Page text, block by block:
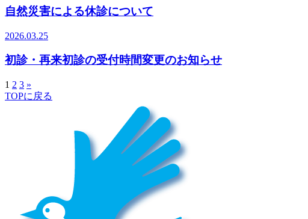
自然災害による休診について
2026.03.25
初診・再来初診の受付時間変更のお知らせ
1 2 3 »
TOPに戻る